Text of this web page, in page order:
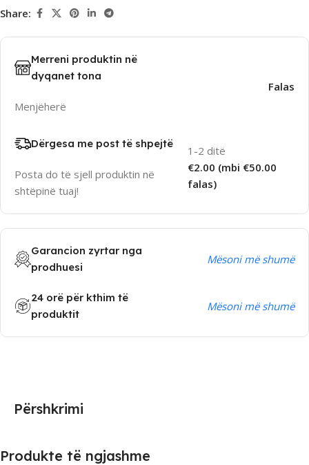
Share:
Merreni produktin në
dyqanet tona
Menjëherë
Falas
Dërgesa me post të shpejtë
Posta do të sjell produktin në
shtëpinë tuaj!
1-2 ditë
€2.00 (mbi €50.00
falas)
Garancion zyrtar nga
prodhuesi
Mësoni më shumë
24 orë për kthim të
produktit
Mësoni më shumë
Përshkrimi
Produkte të ngjashme